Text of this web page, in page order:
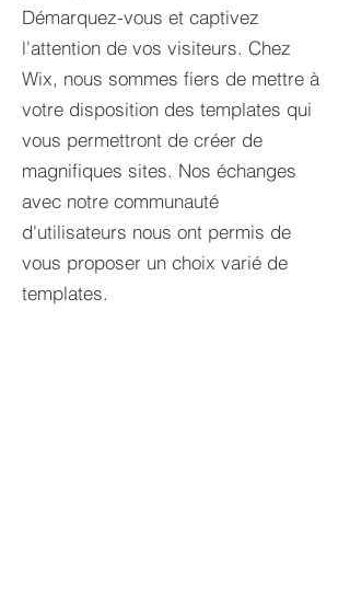
Démarquez-vous et captivez
l'attention de vos visiteurs. Chez
Wix, nous sommes fiers de mettre à
votre disposition des templates qui
vous permettront de créer de
magnifiques sites. Nos échanges
avec notre communauté
d'utilisateurs nous ont permis de
vous proposer un choix varié de
templates.